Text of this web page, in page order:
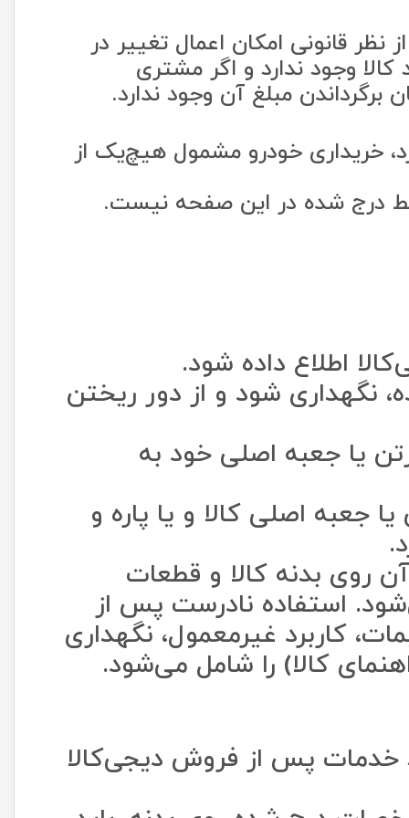
قانونی امکان اعمال تغییر در
کالا وجود ندارد و اگر مشتری
مبلغ آن وجود ندارد.
خریداری خودرو مشمول هیچ‌یک از
درج شده در این صفحه نیست.
تا پایان 7 روز مهلت استفاده، نگهداری شود و از دور ریختن
یا جعبه اصلی خود به
اصلی کالا و یا پاره و
بدنه کالا و قطعات
استفاده نادرست پس از
کاربرد غیرمعمول، نگهداری
کالا) را شامل می‌شود.
کالا، به واحد خدمات پس از فروش دیجی‌کالا